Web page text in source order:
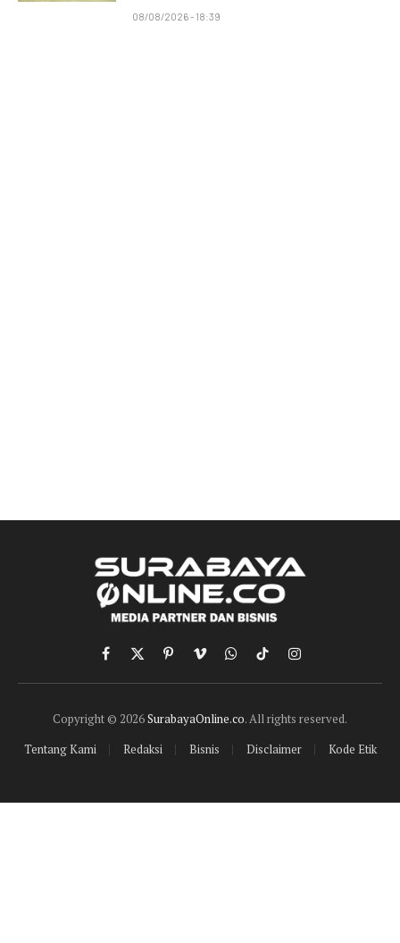
08/08/2026 - 18:39
Facebook
X
(Twitter)
PinterestVimeoWhatsApp
TikTokInstagram
Copyright © 2026SurabayaOnline.co. All rights reserved.
Tentang Kami
Redaksi Bisnis Disclaimer Kode Etik